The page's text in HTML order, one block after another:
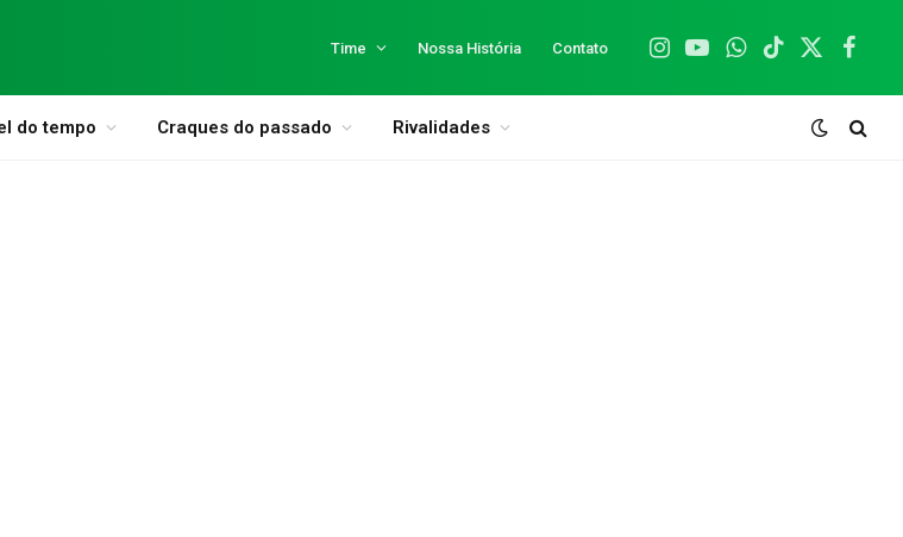
Time Nossa História Contato
Instagram
YouTubeWhatsApp
TikTok
X
do tempo Craques do passado Rivalidades